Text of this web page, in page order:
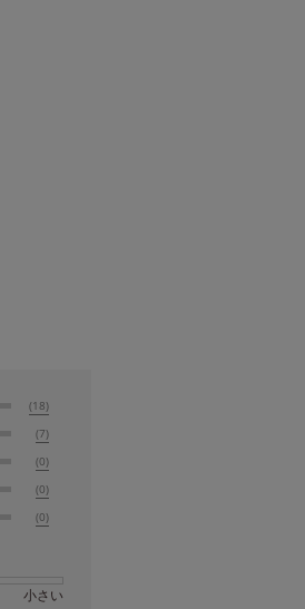
(18)
(7)
(0)
(0)
(0)
小さい